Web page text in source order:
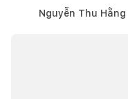
Nguyễn Thu Hằng